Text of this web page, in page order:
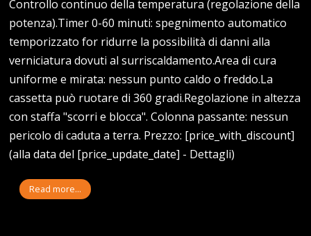
Controllo continuo della temperatura (regolazione della
potenza).Timer 0-60 minuti: spegnimento automatico
temporizzato for ridurre la possibilità di danni alla
verniciatura dovuti al surriscaldamento.Area di cura
uniforme e mirata: nessun punto caldo o freddo.La
cassetta può ruotare di 360 gradi.Regolazione in altezza
con staffa "scorri e blocca". Colonna passante: nessun
pericolo di caduta a terra. Prezzo: [price_with_discount]
(alla data del [price_update_date] - Dettagli)
Read more...